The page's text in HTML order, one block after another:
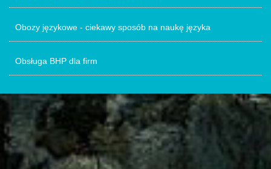
Obozy językowe - ciekawy sposób na naukę języka
Obsługa BHP dla firm